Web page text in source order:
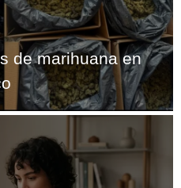
de marihuana en